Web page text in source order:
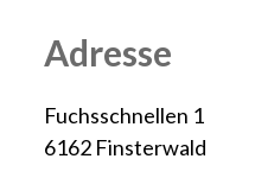
Adresse
Fuchsschnellen 1
6162 Finsterwald